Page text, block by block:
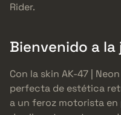
Rider.
Bienvenido a
Con la skin AK-47 |
perfecta de estética
a un feroz motorista